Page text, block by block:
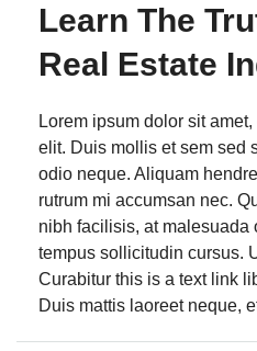
Learn The
Real Estate
Lorem ipsum dolor sit
elit. Duis mollis et sem sed
odio neque. Aliquam
rutrum mi accumsan nec.
nibh facilisis, at malesuada
tempus sollicitudin cursus.
Curabitur this is a text link
Duis mattis laoreet neque,